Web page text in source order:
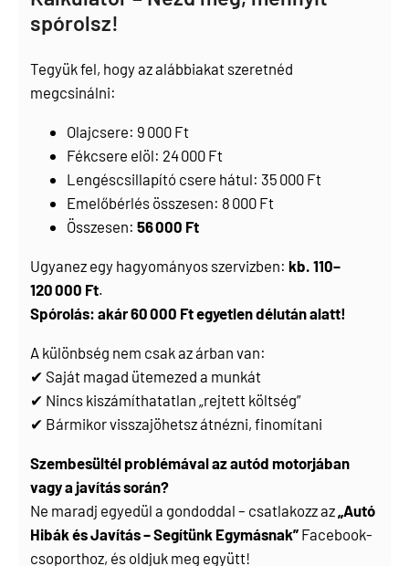
spórolsz!
Tegyük fel, hogy az alábbiakat szeretnéd
megcsinálni:
Olajcsere: 9 000 Ft
Fékcsere elöl: 24 000 Ft
Lengéscsillapító csere hátul: 35 000 Ft
Emelőbérlés összesen: 8 000 Ft
Összesen:56 000 Ft
Ugyanez egy hagyományos szervizben:kb. 110–
120 000 Ft.
Spórolás: akár 60 000 Ft egyetlen délután alatt!
A különbség nem csak az árban van:
✔ Saját magad ütemezed a munkát
✔ Nincs kiszámíthatatlan „rejtett költség”
✔ Bármikor visszajöhetsz átnézni, finomítani
Szembesültél problémával az autód motorjában
vagy a javítás során?
Ne maradj egyedül a gondoddal – csatlakozz az „Autó
Hibák és Javítás – Segítünk Egymásnak” Facebook-
csoporthoz, és oldjuk meg együtt!